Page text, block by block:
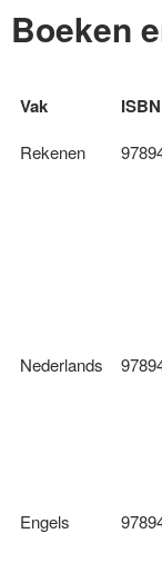
Boeken
Vak ISBN
Rekenen
Nederlands
Engels